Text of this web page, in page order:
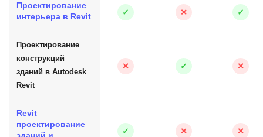
Проектирование
интерьера в Revit
✓ ✕ ✓
Проектирование
конструкций
зданий в Autodesk
Revit
✕ ✓ ✕
Revit
проектирование
✓ ✕ ✕